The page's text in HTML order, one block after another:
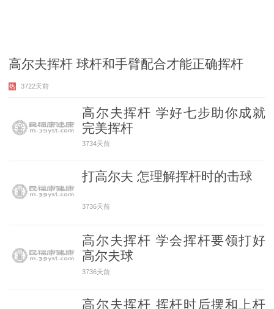
高尔夫挥杆 球杆和手臂配合才能正确挥杆
热 3722天前
高尔夫挥杆 学好七步助你成就
完美挥杆
3734天前
打高尔夫 怎理解挥杆时的击球
3736天前
高尔夫挥杆 学会挥杆要领打好
高尔夫球
3736天前
高尔夫挥杆 挥杆时后摆和上杆